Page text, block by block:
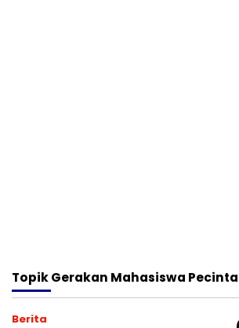
TopikGerakan Mahasiswa
Berita